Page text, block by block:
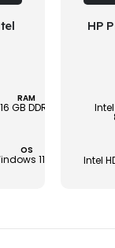
Optionen
auf
der
RAM
16 GB DDR4 256 GB
OS
11 Pro 3
HP
Intel